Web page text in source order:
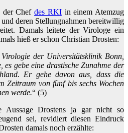
der Chefdes RKIin einem Atemzug
deren Stellungnahmen bereitwillig
Damals leitete der Virologe ein
hieß er schon Christian Drosten:
der Universitätsklinik Bonn,
gebe eine drastische Zunahme der
Er gehe davon aus, dass die
Zeitraum von fünf bis sechs Wochen
werde.“ (5)
Aussage Drostens ja gar nicht so
sei, revidiert diesen Eindruck
damals noch erzählte: